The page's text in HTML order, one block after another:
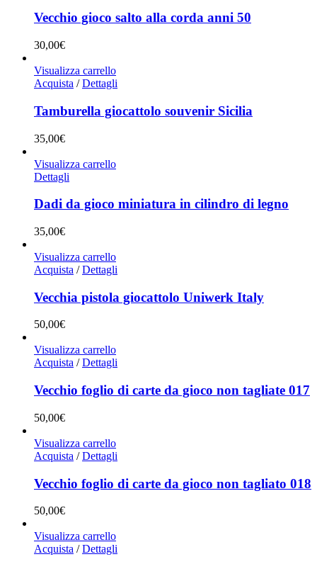
Vecchio gioco salto alla corda anni 50
30,00€
Visualizza carrello
Acquista / Dettagli
Tamburella giocattolo souvenir Sicilia
35,00€
Visualizza carrello
Dettagli
Dadi da gioco miniatura in cilindro di legno
35,00€
Visualizza carrello
Acquista / Dettagli
Vecchia pistola giocattolo Uniwerk Italy
50,00€
Visualizza carrello
Acquista / Dettagli
Vecchio foglio di carte da gioco non tagliate 017
50,00€
Visualizza carrello
Acquista / Dettagli
Vecchio foglio di carte da gioco non tagliato 018
50,00€
Visualizza carrello
Acquista / Dettagli